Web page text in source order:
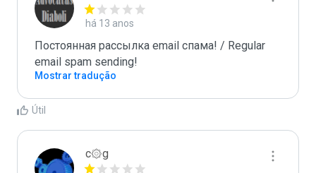
há 13 anos
Постоянная рассылка email спама! / Regular
email spam sending!
Mostrar tradução
Útil
c۞g